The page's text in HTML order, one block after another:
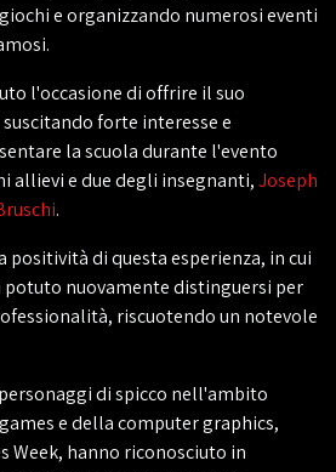
e organizzando numerosi eventi
l'occasione di offrire il suo
forte interesse e
la scuola durante l'evento
allievi e due degli insegnanti,Joseph
.
di questa esperienza, in cui
potuto nuovamente distinguersi per
riscuotendo un notevole
di spicco nell'ambito
e della computer graphics,
Week, hanno riconosciuto in